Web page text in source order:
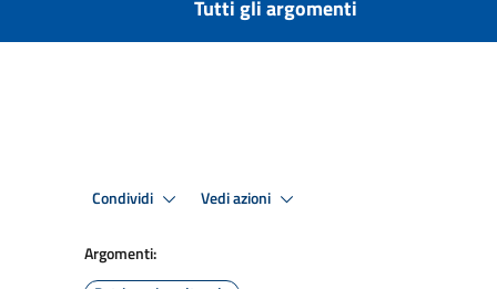
Tutti gli argomenti
Condividi Vedi azioni
Argomenti: